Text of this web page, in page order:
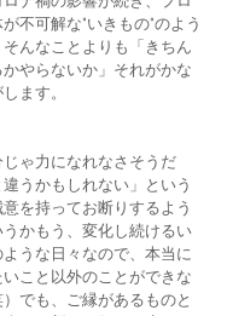
不可解な"いきもの"のよう
んなことよりも「きちん
やらないか」それがかな
ます。
ゃ力になれなさそうだ
うかもしれない」という
を持ってお断りするよう
かもう、変化し続けるい
うな日々なので、本当に
こと以外のことができな
でも、ご縁があるものと